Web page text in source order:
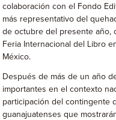
colaboración con el Fondo
más representativo del
de octubre del presente año,
Feria Internacional del Libro
México.
Después de más de un año
importantes en el contexto
participación del contingente
guanajuatenses que